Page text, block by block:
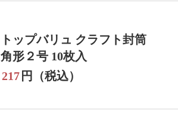
トップバリュ クラフト封筒
角形２号 10枚入
217 円（税込）